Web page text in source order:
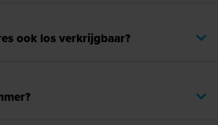
ook los verkrijgbaar?